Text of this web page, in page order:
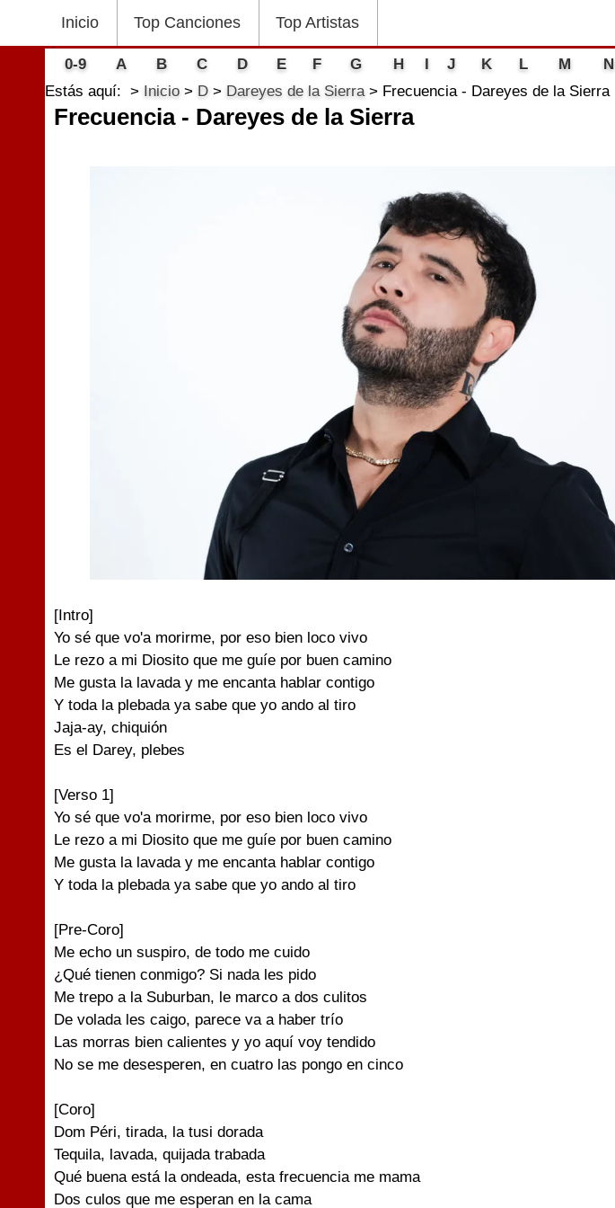
Inicio Top Canciones Top Artistas
0-9 A B C D E F G H I J K L M N
Estás aquí:
Inicio D Dareyes de la Sierra Frecuencia - Dareyes de la Sierra
Frecuencia - Dareyes de la Sierra
[Intro]
Yo sé que vo'a morirme, por eso bien loco vivo
Le rezo a mi Diosito que me guíe por buen camino
Me gusta la lavada y me encanta hablar contigo
Y toda la plebada ya sabe que yo ando al tiro
Jaja-ay, chiquión
Es el Darey, plebes
[Verso 1]
Yo sé que vo'a morirme, por eso bien loco vivo
Le rezo a mi Diosito que me guíe por buen camino
Me gusta la lavada y me encanta hablar contigo
Y toda la plebada ya sabe que yo ando al tiro
[Pre-Coro]
Me echo un suspiro, de todo me cuido
¿Qué tienen conmigo? Si nada lеs pido
Me trepo a la Suburban, le marco a dos culitos
Dе volada les caigo, parece va a haber trío
Las morras bien calientes y yo aquí voy tendido
No se me desesperen, en cuatro las pongo en cinco
[Coro]
Dom Péri, tirada, la tusi dorada
Tequila, lavada, quijada trabada
Qué buena está la ondeada, esta frecuencia me mama
Dos culos que me esperan en la cama